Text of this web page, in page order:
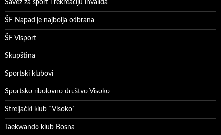
Savez za sport i rekreaciju invalida
ŠF Napad je najbolja odbrana
ŠF Visport
Skupština
Sportski klubovi
Sportsko ribolovno društvo Visoko
Streljački klub ˝Visoko˝
Taekwando klub Bosna